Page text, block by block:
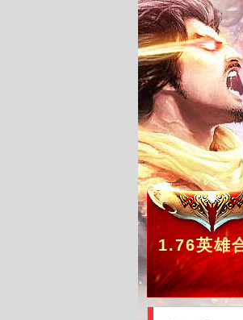
1.76英雄